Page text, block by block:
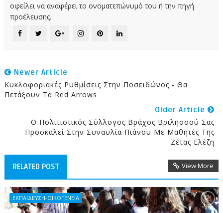
οφείλει να αναφέρει το ονοματεπώνυμό του ή την πηγή
προέλευσης.
Newer Article
Κυκλοφοριακές Ρυθμίσεις Στην Ποσειδώνος - Θα
Πετάξουν Τα Red Arrows
Older Article
Ο Πολιτιστικός Σύλλογος Βράχος Βριλησσού Σας
Προσκαλεί Στην Συναυλία Πιάνου Με Μαθητές Της
Ζέτας Ελέζη
RELATED POST View More
ΕΚΠΑΙΔΕΥΣΗ-ΟΙΚΟΓΕΝΕΙΑ